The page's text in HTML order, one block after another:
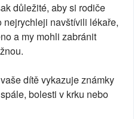
důležité, aby si rodiče
navštívili lékaře,
a my mohli zabránit
dítě vykazuje známky
bolesti v krku nebo